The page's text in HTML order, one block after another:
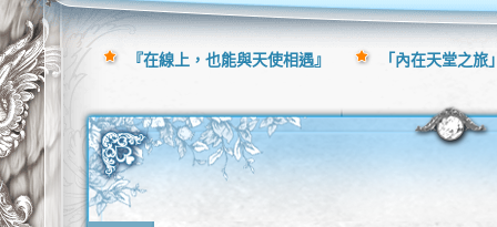
『在線上，也能與天使相遇』 「內在天堂之